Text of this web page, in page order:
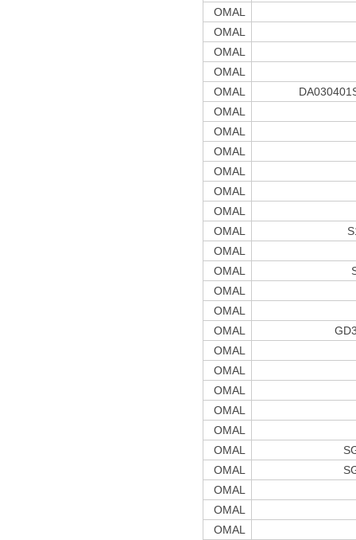
OMAL
OMAL
OMAL
OMAL
OMAL
OMAL
OMAL
OMAL
OMAL
OMAL
OMAL
OMAL
OMAL
OMAL
OMAL
OMAL
OMAL
OMAL
OMAL
OMAL
OMAL
OMAL
OMAL
OMAL
OMAL
OMAL
OMAL